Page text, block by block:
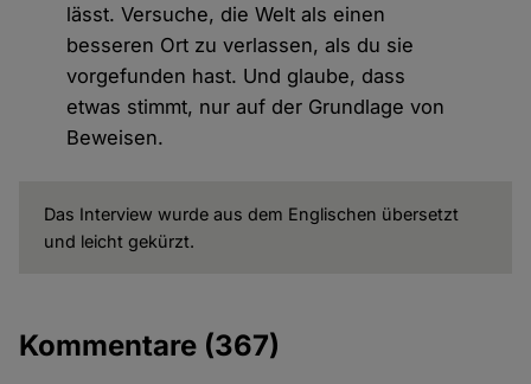
lässt. Versuche, die Welt als einen
besseren Ort zu verlassen, als du sie
vorgefunden hast. Und glaube, dass
etwas stimmt, nur auf der Grundlage von
Beweisen.
Das Interview wurde aus dem Englischen übersetzt
und leicht gekürzt.
Kommentare (367)